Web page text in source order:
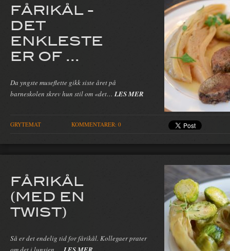
FÅRIKÅL -
DET
ENKLESTE
ER OF ...
Da yngste museflette gikk siste året på
barneskolen skrev hun stil om «det… LES MER
GRYTEMAT KOMMENTARER: 0
FÅRIKÅL
(MED EN
TWIST)
Så er det endelig tid for fårikål. Kollegaer prater